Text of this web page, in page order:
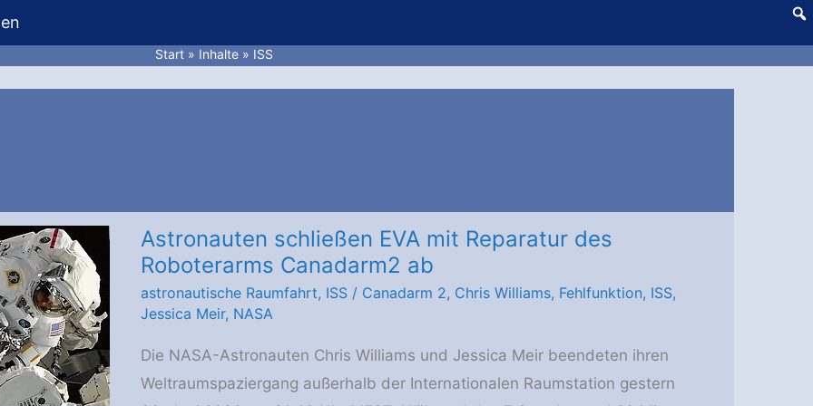
Start Inhalte ISS
Astronauten schließen EVA mit Reparatur des
Roboterarms Canadarm2 ab
astronautische Raumfahrt, ISS/ Canadarm 2, Chris Williams, Fehlfunktion, ISS,
Jessica Meir, NASA
Die NASA-Astronauten Chris Williams und Jessica Meir beendeten ihren
Weltraumspaziergang außerhalb der Internationalen Raumstation gestern